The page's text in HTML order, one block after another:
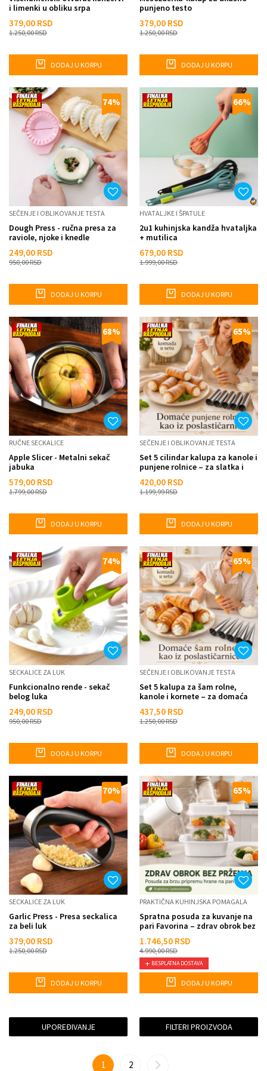
i limenki u obliku srpa
379,00 RSD
1.250,00RSD
DODAJ U KORPU
punjeno testo
379,00 RSD
1.250,00RSD
DODAJ U KORPU
74%
SEČENJE I OBLIKOVANJE TESTA
Dough Press - ručna presa za
raviole, njoke i knedle
249,00 RSD
950,00RSD
DODAJ U KORPU
66%
HVATALJKE I ŠPATULE
2u1 kuhinjska kandža hvataljka
+ mutilica
679,00 RSD
1.999,00RSD
DODAJ U KORPU
68%
RUČNE SECKALICE
Apple Slicer - Metalni sekač
jabuka
579,00 RSD
1.799,00RSD
DODAJ U KORPU
65%
SEČENJE I OBLIKOVANJE TESTA
Set 5 cilindar kalupa za kanole i
punjene rolnice – za slatka i
420,00 RSD
1.199,99RSD
DODAJ U KORPU
74%
SECKALICE ZA LUK
Funkcionalno rende - sekač
belog luka
249,00 RSD
950,00RSD
DODAJ U KORPU
65%
SEČENJE I OBLIKOVANJE TESTA
Set 5 kalupa za šam rolne,
kanole i kornete – za domaća
437,50 RSD
1.250,00RSD
DODAJ U KORPU
70%
SECKALICE ZA LUK
Garlic Press - Presa seckalica
za beli luk
379,00 RSD
1.250,00RSD
DODAJ U KORPU
65%
PRAKTIČNA KUHINJSKA POMAGALA
Spratna posuda za kuvanje na
pari Favorina – zdrav obrok bez
1.746,50 RSD
4.990,00RSD
BESPLATNA DOSTAVA
DODAJ U KORPU
UPOREĐIVANJE FILTERI PROIZVODA
1 2